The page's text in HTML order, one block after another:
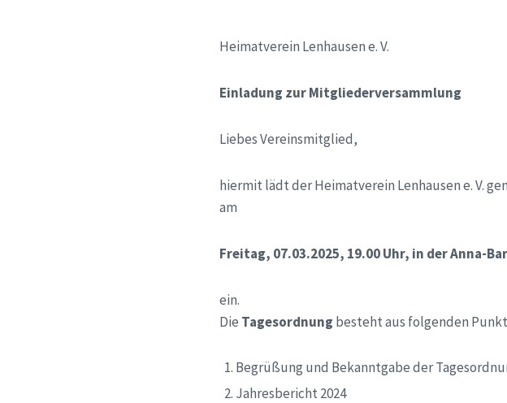
Heimatverein Lenhausen e. V.
Einladung zur Mitgliederversammlung
Liebes Vereinsmitglied,
hiermit lädt der Heimatverein Lenhausen e. V.
am
Freitag, 07.03.2025, 19.00 Uhr, in der Anna-
ein.
Die Tagesordnung besteht aus folgenden
Begrüßung und Bekanntgabe der
Jahresbericht 2024